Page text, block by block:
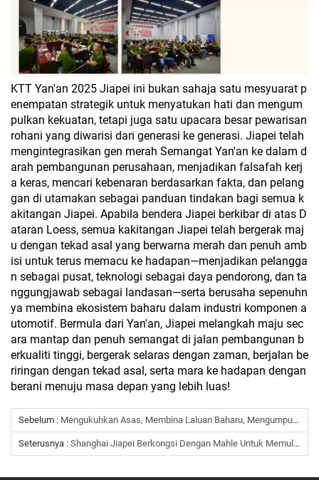
KTT Yan'an 2025 Jiapei ini bukan sahaja satu mesyuarat p
enempatan strategik untuk menyatukan hati dan mengum
pulkan kekuatan, tetapi juga satu upacara besar pewarisan
rohani yang diwarisi dari generasi ke generasi. Jiapei telah
mengintegrasikan gen merah Semangat Yan'an ke dalam d
arah pembangunan perusahaan, menjadikan falsafah kerj
a keras, mencari kebenaran berdasarkan fakta, dan pelang
gan di utamakan sebagai panduan tindakan bagi semua k
akitangan Jiapei. Apabila bendera Jiapei berkibar di atas D
ataran Loess, semua kakitangan Jiapei telah bergerak maj
u dengan tekad asal yang berwarna merah dan penuh amb
isi untuk terus memacu ke hadapan—menjadikan pelangga
n sebagai pusat, teknologi sebagai daya pendorong, dan ta
nggungjawab sebagai landasan—serta berusaha sepenuhn
ya membina ekosistem baharu dalam industri komponen a
utomotif. Bermula dari Yan'an, Jiapei melangkah maju sec
ara mantap dan penuh semangat di jalan pembangunan b
erkualiti tinggi, bergerak selaras dengan zaman, berjalan be
riringan dengan tekad asal, serta mara ke hadapan dengan
berani menuju masa depan yang lebih luas!
Sebelum : Mengukuhkan Asas, Membina Laluan Baharu, Mengumpul Momentum Untuk Mencapai Kejayaan – Dua Acara Besar Jiapei Tahun 2026 Berjaya Diselesaikan
Seterusnya : Shanghai Jiapei Berkongsi Dengan Mahle Untuk Memulakan Perjalanan Baharu Dalam Pasaran Sekunder Chassis China